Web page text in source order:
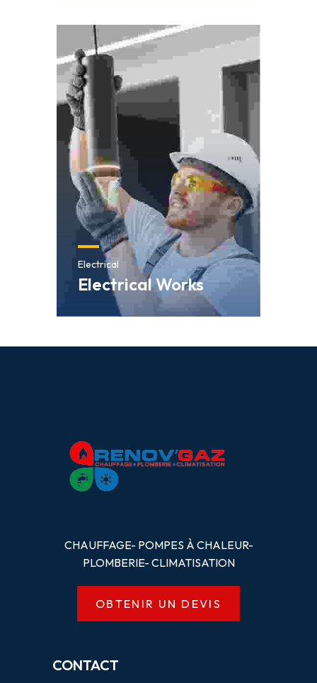
Electrical
Electrical Works
CHAUFFAGE- POMPES À CHALEUR-
PLOMBERIE- CLIMATISATION
OBTENIR UN DEVIS
CONTACT